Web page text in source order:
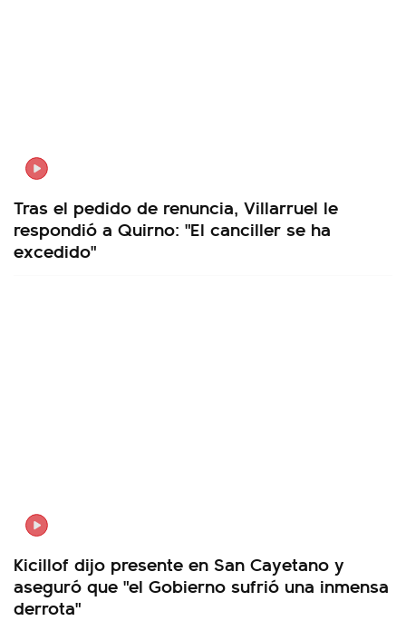
Tras el pedido de renuncia, Villarruel le
respondió a Quirno: "El canciller se ha
excedido"
Kicillof dijo presente en San Cayetano y
aseguró que "el Gobierno sufrió una inmensa
derrota"